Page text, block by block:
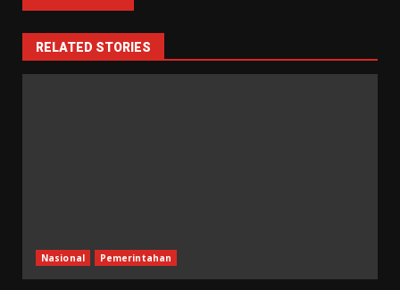
RELATED STORIES
Nasional Pemerintahan